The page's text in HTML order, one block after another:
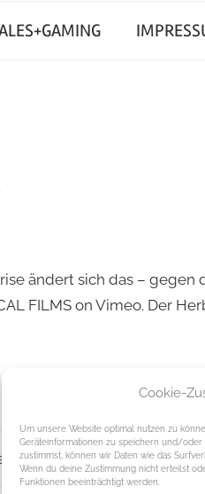
Cookie-
Um unsere Website optimal nutzen zu
Geräteinformationen zu speichern und/
zustimmst, können wir Daten wie das
Wenn du deine Zustimmung nicht erteilst
Funktionen beeinträchtigt werden.
ändert sich das – gegen
FILMS on Vimeo. Der